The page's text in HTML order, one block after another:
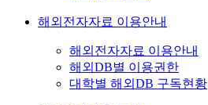
해외전자자료 이용안내
해외전자자료 이용안내
해외DB별 이용권한
대학별 해외DB 구독현황